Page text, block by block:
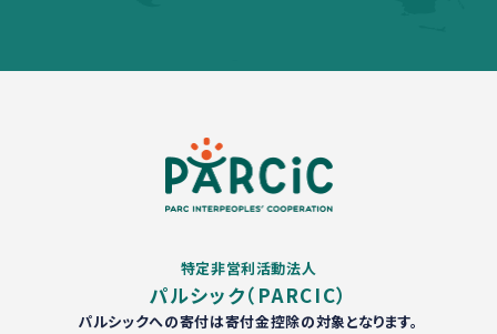
特定非営利活動法人
パルシック（PARCIC）
パルシックへの寄付は寄付金控除の対象となります。